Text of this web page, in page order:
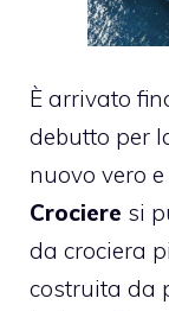
È arrivato
debutto per
nuovo vero
Crociere si
da crociera
costruita da